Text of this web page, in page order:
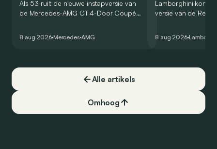
Als 53 ruilt de nieuwe instapversie van
de Mercedes-AMG GT 4-Door Coupé
8 aug 2026 Mercedes AMG
Lamborghini
versie van de
een record voor
8 aug 2026
Alle artikels
Omhoog